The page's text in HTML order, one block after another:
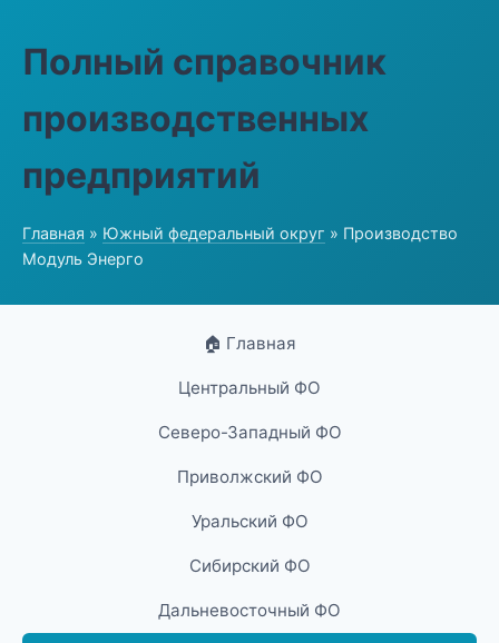
Полный справочник
производственных
предприятий
Главная » Южный федеральный округ » Производство
Модуль Энерго
🏠 Главная
Центральный ФО
Северо-Западный ФО
Приволжский ФО
Уральский ФО
Сибирский ФО
Дальневосточный ФО